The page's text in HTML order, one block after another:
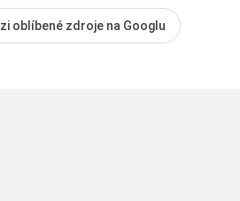
oblíbené zdroje na Googlu